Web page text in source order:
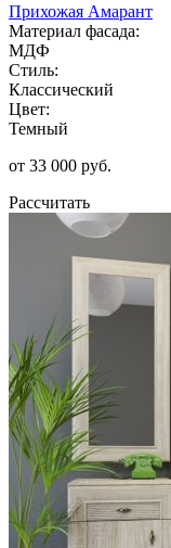
Прихожая Амарант
Материал фасада:
МДФ
Стиль:
Классический
Цвет:
Темный
от 33 000 руб.
Рассчитать